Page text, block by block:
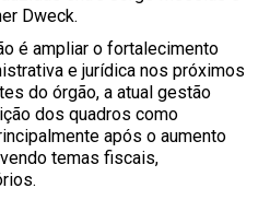
Dweck.
é ampliar o fortalecimento
e jurídica nos próximos
do órgão, a atual gestão
dos quadros como
após o aumento
temas fiscais,